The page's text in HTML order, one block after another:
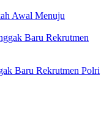
Awal Menuju
Baru Rekrutmen Polri